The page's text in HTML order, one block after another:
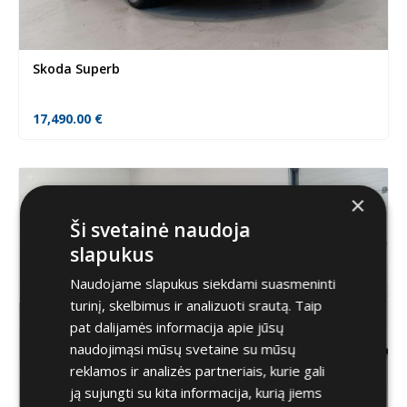
Skoda Superb
17,490.00 €
×
Ši svetainė naudoja
slapukus
Naudojame slapukus siekdami suasmeninti
turinį, skelbimus ir analizuoti srautą. Taip
pat dalijamės informacija apie jūsų
naudojimąsi mūsų svetaine su mūsų
reklamos ir analizės partneriais, kurie gali
ją sujungti su kita informacija, kurią jiems